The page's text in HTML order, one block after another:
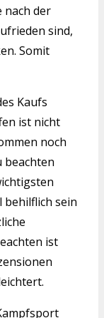
nach der
sind,
Somit
Kaufs
ist nicht
noch
beachten
behilflich sein
ist